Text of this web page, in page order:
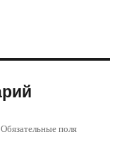
Обязательные поля